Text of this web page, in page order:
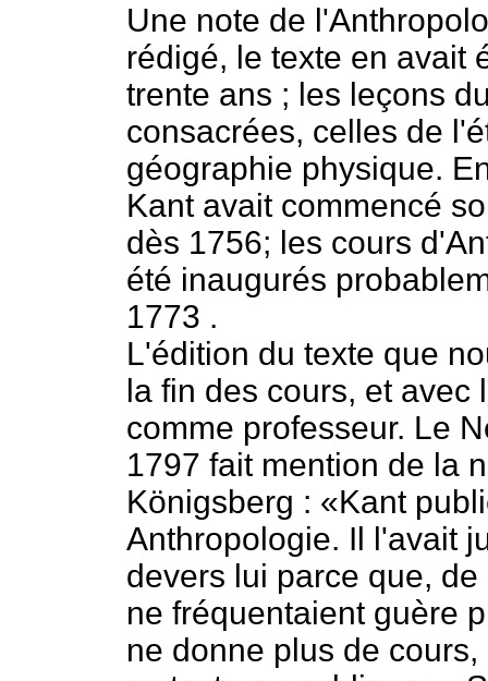
Une note de
rédigé, le texte en avait
trente ans ; les leçons
consacrées, celles de
géographie physique.
Kant avait commencé
dès 1756; les cours
été inaugurés
1773 .
L'édition du texte que
la fin des cours, et avec
comme professeur. Le
1797 fait mention de la
Königsberg : «Kant
Anthropologie. Il l'avait
devers lui parce que,
ne fréquentaient guère
ne donne plus de